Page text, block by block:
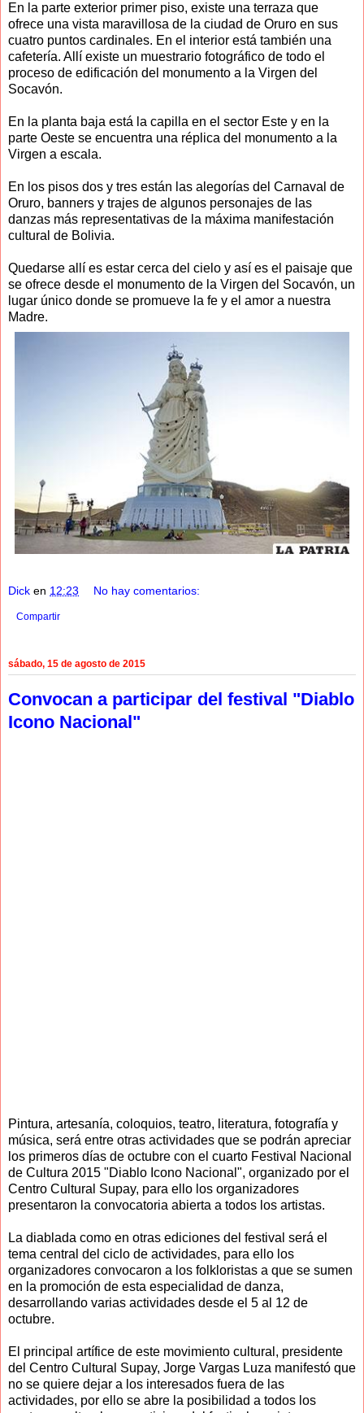
En la parte exterior primer piso, existe una terraza que
ofrece una vista maravillosa de la ciudad de Oruro en sus
cuatro puntos cardinales. En el interior está también una
cafetería. Allí existe un muestrario fotográfico de todo el
proceso de edificación del monumento a la Virgen del
Socavón.
En la planta baja está la capilla en el sector Este y en la
parte Oeste se encuentra una réplica del monumento a la
Virgen a escala.
En los pisos dos y tres están las alegorías del Carnaval de
Oruro, banners y trajes de algunos personajes de las
danzas más representativas de la máxima manifestación
cultural de Bolivia.
Quedarse allí es estar cerca del cielo y así es el paisaje que
se ofrece desde el monumento de la Virgen del Socavón, un
lugar único donde se promueve la fe y el amor a nuestra
Madre.
Dick en 12:23 No hay comentarios:
Compartir
sábado, 15 de agosto de 2015
Convocan a participar del festival "Diablo
Icono Nacional"
Pintura, artesanía, coloquios, teatro, literatura, fotografía y
música, será entre otras actividades que se podrán apreciar
los primeros días de octubre con el cuarto Festival Nacional
de Cultura 2015 "Diablo Icono Nacional", organizado por el
Centro Cultural Supay, para ello los organizadores
presentaron la convocatoria abierta a todos los artistas.
La diablada como en otras ediciones del festival será el
tema central del ciclo de actividades, para ello los
organizadores convocaron a los folkloristas a que se sumen
en la promoción de esta especialidad de danza,
desarrollando varias actividades desde el 5 al 12 de
octubre.
El principal artífice de este movimiento cultural, presidente
del Centro Cultural Supay, Jorge Vargas Luza manifestó que
no se quiere dejar a los interesados fuera de las
actividades, por ello se abre la posibilidad a todos los